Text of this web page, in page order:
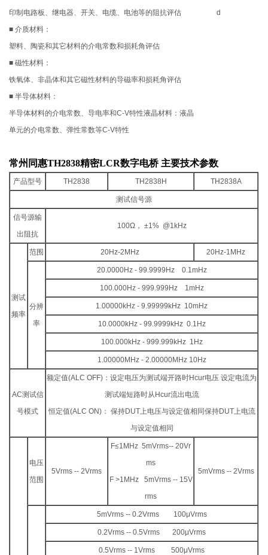
印制电路板、继电器、开关、电缆、电池等的阻抗评估
■ 介质材料：
塑料、陶瓷和其它材料的介电常数和损耗角评估
■ 磁性材料：
铁氧体、非晶体和其它磁性材料的导磁率和损耗角评估
■ 半导体材料：
半导体材料的介电常数、导电率和C-V特性液晶材料：液晶
单元的介电常数、弹性常数等C-V特性
常州同惠TH2838精密LCR数字电桥​ 主要技术参数
产品型号 TH2838 TH2838H TH2838A
测试信号源
信号源输
出阻抗
100Ω， ±1% @1kHz
测试
频率
范围 20Hz-2MHz 20Hz-1MHz
分辨
率
20.0000Hz - 99.9999Hz 0.1mHz
100.000Hz - 999.999Hz 1mHz
1.00000kHz - 9.99999kHz 10mHz
10.0000kHz - 99.9999kHz 0.1Hz
100.000kHz - 999.999kHz 1Hz
1.00000MHz - 2.00000MHz 10Hz
AC测试信
号模式
额定值(ALC OFF)：设定电压为测试端开路时Hcur电压 设定电流为
测试端短路时从Hcur流出电流
恒定值(ALC ON)： 保持DUT上电压与设定值相同保持DUT上电流
与设定值相同
电压
范围
5Vrms -- 2Vrms
F≤1MHz 5mVrms-- 20Vr
ms
F >1MHz 5mVrms -- 15V
rms
5mVrms -- 2Vrms
5mVrms -- 0.2Vrms 100μVrms
0.2Vrms -- 0.5Vrms 200μVrms
0.5Vrms -- 1Vrms 500μVrms